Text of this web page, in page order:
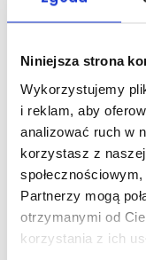
Niniejsza strona
Wykorzystujemy
i reklam, aby
analizować ruch w
korzystasz z
Partnerzy mogą
otrzymanymi od
korzystania z ich
Elblągu.
[ZAPISY] sekcja
Data publikacji: 20
UDOSTĘPNIJ: